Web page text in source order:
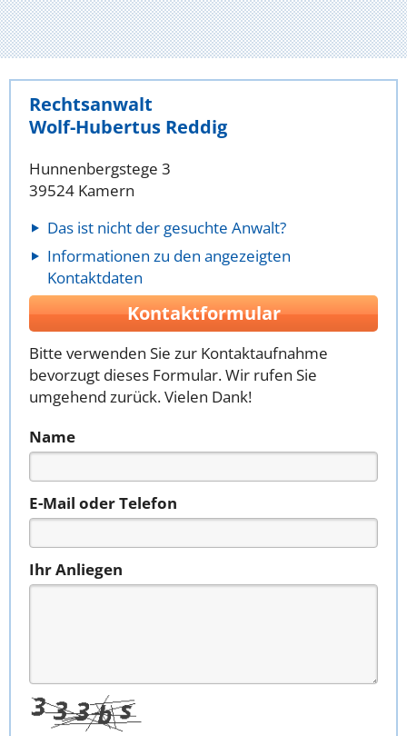
Rechtsanwalt
Wolf-Hubertus Reddig
Hunnenbergstege 3
39524 Kamern
Das ist nicht der gesuchte Anwalt?
Informationen zu den angezeigten
Kontaktdaten
Kontaktformular
Bitte verwenden Sie zur Kontaktaufnahme
bevorzugt dieses Formular. Wir rufen Sie
umgehend zurück. Vielen Dank!
Name
E-Mail oder Telefon
Ihr Anliegen